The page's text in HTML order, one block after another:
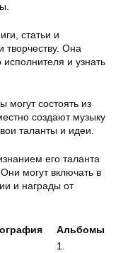
статьи и
творчеству. Она
исполнителя и узнать
могут состоять из
создают музыку
таланты и идеи.
его таланта
могут включать в
и награды от
Альбомы
1.